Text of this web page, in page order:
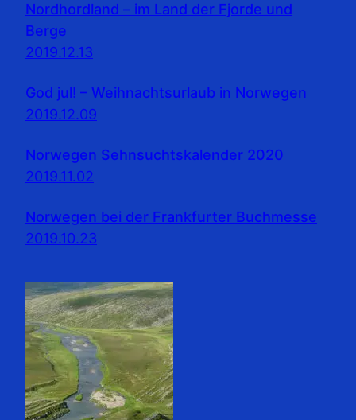
Nordhordland – im Land der Fjorde und
Berge
2019.12.13
God jul! – Weihnachtsurlaub in Norwegen
2019.12.09
Norwegen Sehnsuchtskalender 2020
2019.11.02
Norwegen bei der Frankfurter Buchmesse
2019.10.23